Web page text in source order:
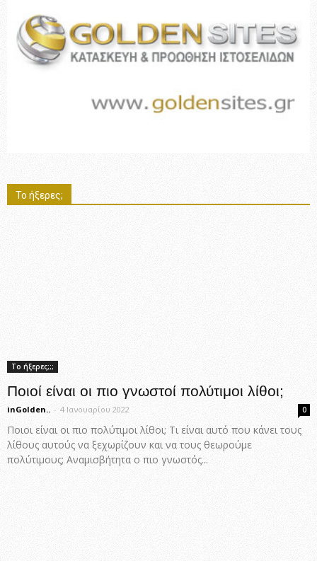
Το ήξερες;
Το ήξερες;;;
Ποιοί είναι οι πιο γνωστοί πολύτιμοι λίθοι;
inGolden.. - 4 Ιανουαρίου 2022 0
Ποιοι είναι οι πιο πολύτιμοι λίθοι; Τι είναι αυτό που κάνει τους
λίθους αυτούς να ξεχωρίζουν και να τους θεωρούμε
πολύτιμους; Αναμισβήτητα ο πιο γνωστός...